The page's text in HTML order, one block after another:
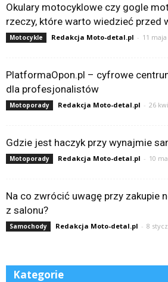
Okulary motocyklowe czy gogle
rzeczy, które warto wiedzieć przed
Motocykle Redakcja Moto-detal.pl - 11
PlatformaOpon.pl – cyfrowe
dla profesjonalistów
Motoporady Redakcja Moto-detal.pl - 26
Gdzie jest haczyk przy wynajmie
Motoporady Redakcja Moto-detal.pl - 10
Na co zwrócić uwagę przy zakupie
z salonu?
Samochody Redakcja Moto-detal.pl - 8
Kategorie